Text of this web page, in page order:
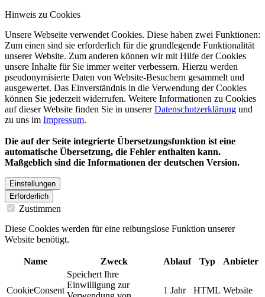
Hinweis zu Cookies
Unsere Webseite verwendet Cookies. Diese haben zwei Funktionen:
Zum einen sind sie erforderlich für die grundlegende Funktionalität
unserer Website. Zum anderen können wir mit Hilfe der Cookies
unsere Inhalte für Sie immer weiter verbessern. Hierzu werden
pseudonymisierte Daten von Website-Besuchern gesammelt und
ausgewertet. Das Einverständnis in die Verwendung der Cookies
können Sie jederzeit widerrufen. Weitere Informationen zu Cookies
auf dieser Website finden Sie in unsererDatenschutzerklärung und
zu uns im Impressum.
Die auf der Seite integrierte Übersetzungsfunktion ist eine
automatische Übersetzung, die Fehler enthalten kann.
Maßgeblich sind die Informationen der deutschen Version.
Einstellungen
Erforderlich
Zustimmen
Diese Cookies werden für eine reibungslose Funktion unserer
Website benötigt.
Name Zweck Ablauf Typ Anbieter
CookieConsent
Speichert Ihre
Einwilligung zur
1 Jahr HTML Website